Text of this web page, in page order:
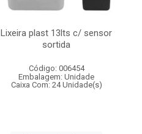
Lixeira plast 13lts c/ sensor
sortida
Código: 006454
Embalagem: Unidade
Caixa Com: 24 Unidade(s)